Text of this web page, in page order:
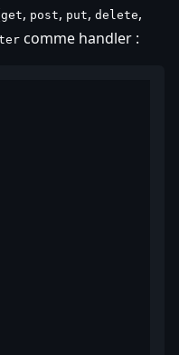
get, post, put, delete,
comme handler :